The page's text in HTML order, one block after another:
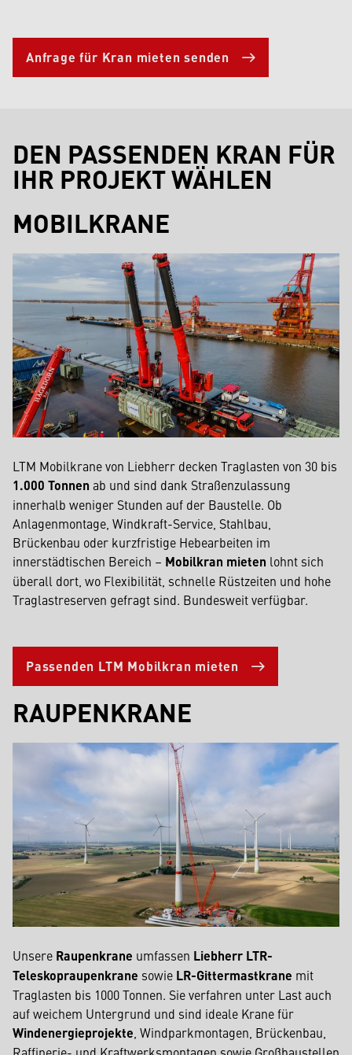
Anfrage für Kran mieten senden
DEN PASSENDEN KRAN FÜR
IHR PROJEKT WÄHLEN
MOBILKRANE
LTM Mobilkrane von Liebherr decken Traglasten von 30 bis
1.000 Tonnen ab und sind dank Straßenzulassung
innerhalb weniger Stunden auf der Baustelle. Ob
Anlagenmontage, Windkraft-Service, Stahlbau,
Brückenbau oder kurzfristige Hebearbeiten im
innerstädtischen Bereich – Mobilkran mieten lohnt sich
überall dort, wo Flexibilität, schnelle Rüstzeiten und hohe
Traglastreserven gefragt sind. Bundesweit verfügbar.
Passenden LTM Mobilkran mieten
RAUPENKRANE
Unsere Raupenkrane umfassen Liebherr LTR-
Teleskopraupenkrane sowie LR-Gittermastkrane mit
Traglasten bis 1000 Tonnen. Sie verfahren unter Last auch
auf weichem Untergrund und sind ideale Krane für
Windenergieprojekte , Windparkmontagen, Brückenbau,
Raffinerie- und Kraftwerksmontagen sowie Großbaustellen